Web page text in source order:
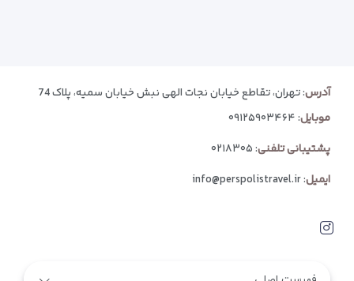
آدرس: تهران، تقاطع خیابان نجات الهی نبش خیابان سمیه، پلاک 74
موبایل:۰۹۱۲۵۹۰۳۴۶۴
پشتیبانی تلفنی:۰۲۱۸۳۰۵
ایمیل:
info@perspolistravel.ir